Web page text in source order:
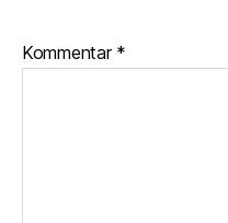
Kommentar *